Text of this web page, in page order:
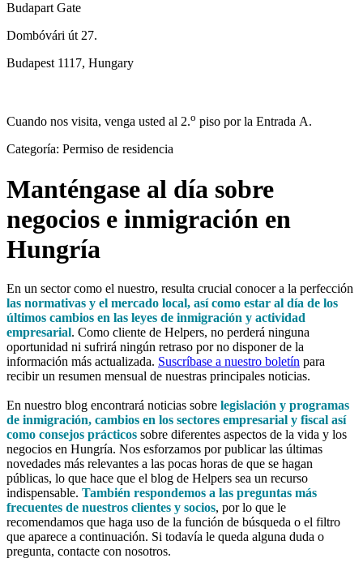
Budapart Gate
Dombóvári út 27.
Budapest 1117, Hungary
Cuando nos visita, venga usted al 2.o piso por la Entrada A.
Categoría: Permiso de residencia
Manténgase al día sobre
negocios e inmigración en
Hungría
En un sector como el nuestro, resulta crucial conocer a la perfección
las normativas y el mercado local, así como estar al día de los
últimos cambios en las leyes de inmigración y actividad
empresarial. Como cliente de Helpers, no perderá ninguna
oportunidad ni sufrirá ningún retraso por no disponer de la
información más actualizada. Suscríbase a nuestro boletín para
recibir un resumen mensual de nuestras principales noticias.
En nuestro blog encontrará noticias sobre legislación y programas
de inmigración, cambios en los sectores empresarial y fiscal así
como consejos prácticos sobre diferentes aspectos de la vida y los
negocios en Hungría. Nos esforzamos por publicar las últimas
novedades más relevantes a las pocas horas de que se hagan
públicas, lo que hace que el blog de Helpers sea un recurso
indispensable. También respondemos a las preguntas más
frecuentes de nuestros clientes y socios, por lo que le
recomendamos que haga uso de la función de búsqueda o el filtro
que aparece a continuación. Si todavía le queda alguna duda o
pregunta, contacte con nosotros.